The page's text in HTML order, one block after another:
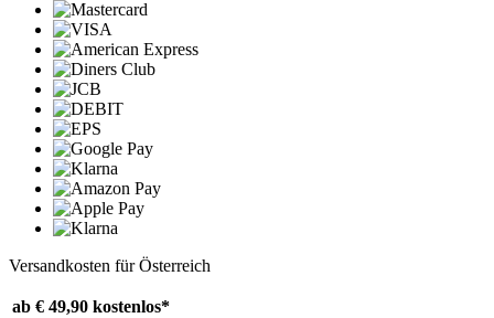
Versandkosten für Österreich
ab € 49,90 kostenlos*